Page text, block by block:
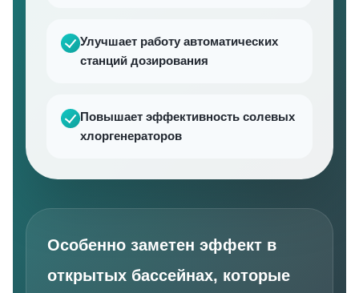
Улучшает работу автоматических
станций дозирования
Повышает эффективность солевых
хлоргенераторов
Особенно заметен эффект в
открытых бассейнах, которые